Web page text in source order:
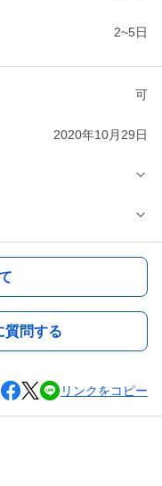
2~5日
可
2020年10月29日
質問する
リンクをコピー